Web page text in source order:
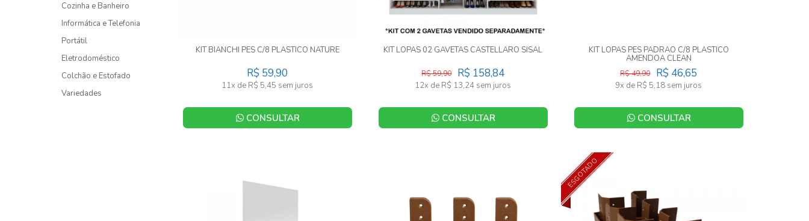
Cozinha e Banheiro
Informática e Telefonia
Portátil
Eletrodoméstico
Colchão e Estofado
Variedades
KIT BIANCHI PES C/8 PLASTICO NATURE
R$ 59,90
11x de R$ 5,45 sem juros
CONSULTAR
KIT LOPAS 02 GAVETAS CASTELLARO SISAL
R$ 158,84
R$ 59,90
12x de R$ 13,24 sem juros
CONSULTAR
KIT LOPAS PES PADRAO C/8 PLASTICO
AMENDOA CLEAN
R$ 46,65
R$ 49,90
9x de R$ 5,18 sem juros
CONSULTAR
ESGOTADO